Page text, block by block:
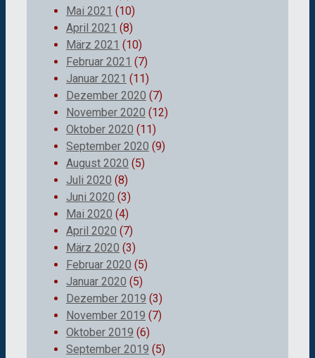
Mai 2021 (10)
April 2021 (8)
März 2021 (10)
Februar 2021 (7)
Januar 2021 (11)
Dezember 2020 (7)
November 2020 (12)
Oktober 2020 (11)
September 2020 (9)
August 2020 (5)
Juli 2020 (8)
Juni 2020 (3)
Mai 2020 (4)
April 2020 (7)
März 2020 (3)
Februar 2020 (5)
Januar 2020 (5)
Dezember 2019 (3)
November 2019 (7)
Oktober 2019 (6)
September 2019 (5)